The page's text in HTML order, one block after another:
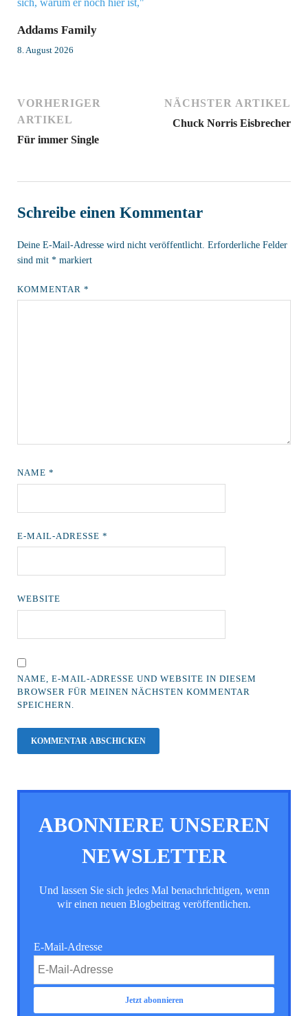
Addams Family
8. August 2026
VORHERIGER
ARTIKEL
Für immer Single
NÄCHSTER ARTIKEL
Chuck Norris Eisbrecher
Schreibe einen Kommentar
Deine E-Mail-Adresse wird nicht veröffentlicht. Erforderliche Felder
sind mit * markiert
KOMMENTAR*
NAME*
E-MAIL-ADRESSE*
WEBSITE
NAME, E-MAIL-ADRESSE UND WEBSITE IN DIESEM
BROWSER FÜR MEINEN NÄCHSTEN KOMMENTAR
SPEICHERN.
ABONNIERE UNSEREN
NEWSLETTER
Und lassen Sie sich jedes Mal benachrichtigen, wenn
wir einen neuen Blogbeitrag veröffentlichen.
E-Mail-Adresse